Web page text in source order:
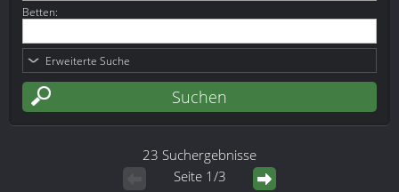
Betten:
Erweiterte Suche
23 Suchergebnisse
Seite 1/3